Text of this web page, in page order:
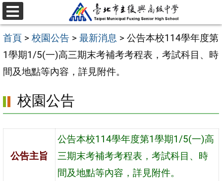
跳
至
主
要
內
區
選
單
首頁 > 校園公告 > 最新消息 > 公告本校114學年度第
1學期1/5(一)高三期末考補考考程表，考試科目、時
間及地點等內容，詳見附件。
校園公告
公告主旨
公告本校114學年度第1學期1/5(一)高
三期末考補考考程表，考試科目、時
間及地點等內容，詳見附件。